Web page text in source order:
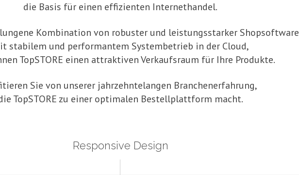
die Basis für einen effizienten Internethandel.
Kombination von robuster und leistungsstarker Shopsoftware
stabilem und performantem Systembetrieb in der Cloud,
TopSTORE einen attraktiven Verkaufsraum für Ihre Produkte.
Sie von unserer jahrzehntelangen Branchenerfahrung,
TopSTORE zu einer optimalen Bestellplattform macht.
Responsive Design